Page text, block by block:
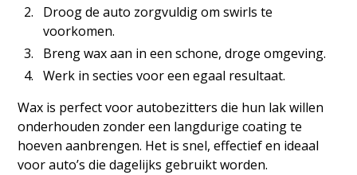
Droog de auto zorgvuldig om swirls te
voorkomen.
Breng wax aan in een schone, droge omgeving.
Werk in secties voor een egaal resultaat.
Wax is perfect voor autobezitters die hun lak willen
onderhouden zonder een langdurige coating te
hoeven aanbrengen. Het is snel, effectief en ideaal
voor auto’s die dagelijks gebruikt worden.